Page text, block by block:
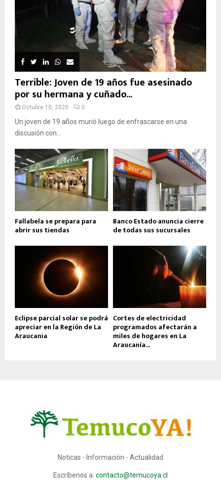
Terrible: Joven de 19 años fue asesinado
por su hermana y cuñado...
Octubre 10, 2020 0
Un joven de 19 años murió luego de enfrascarse en una
discusión con...
Fallabela se prepara para
abrir sus tiendas
Banco Estado anuncia cierre
de todas sus sucursales
Eclipse parcial solar se podrá
apreciar en la Región de La
Araucania
Cortes de electricidad
programados afectarán a
miles de hogares en La
Araucanía...
Noticas - Información - Actualidad
Escríbenos a: contacto@temucoya.cl